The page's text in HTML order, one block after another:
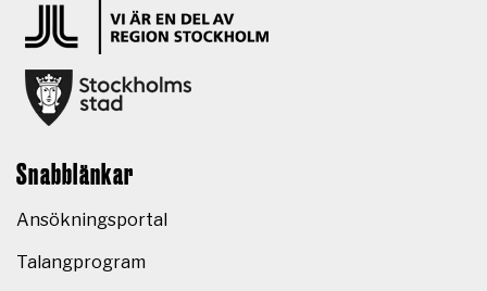
Snabblänkar
Ansökningsportal
Talangprogram